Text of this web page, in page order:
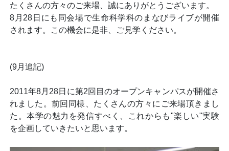
たくさんの方々のご来場、誠にありがとうございます。
8月28日にも同会場で生命科学科のまなびライブが開催
されます。この機会に是非、ご見学ください。
(9月追記)
2011年8月28日に第2回目のオープンキャンパスが開催さ
れました。前回同様、たくさんの方々にご来場頂きまし
た。本学の魅力を発信すべく、これからも"楽しい"実験
を企画していきたいと思います。